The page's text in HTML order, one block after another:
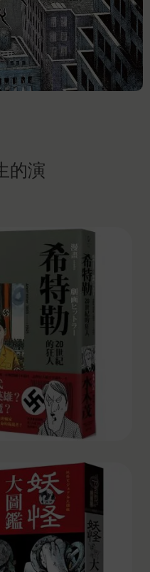
的演